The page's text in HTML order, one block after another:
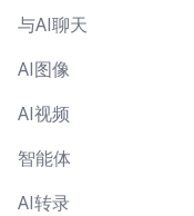
与AI聊天
AI图像
AI视频
智能体
AI转录